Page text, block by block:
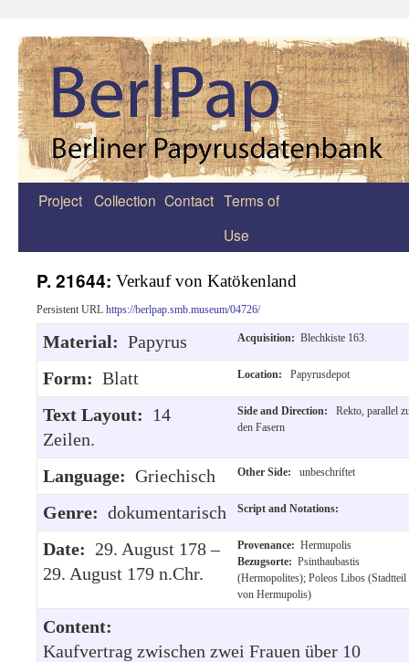
Zum
Project Collection Contact Terms of
Use
P. 21644: Verkauf von Katökenland
Persistent URL https://berlpap.smb.museum/04726/
Material: Papyrus Acquisition: Blechkiste 163.
Form: Blatt Location: Papyrusdepot
Text Layout: 14
Zeilen.
Side and Direction:
Rekto, parallel
den Fasern
Language: Griechisch Other Side: unbeschriftet
Genre: dokumentarisch Script and Notations:
Date: 29. August 178 –
29. August 179 n.Chr.
Provenance: Hermupolis
Bezugsorte: Psinthaubastis
(Hermopolites); Poleos Libos (Stadtteil
von Hermupolis)
Content:
Kaufvertrag zwischen zwei Frauen über 10